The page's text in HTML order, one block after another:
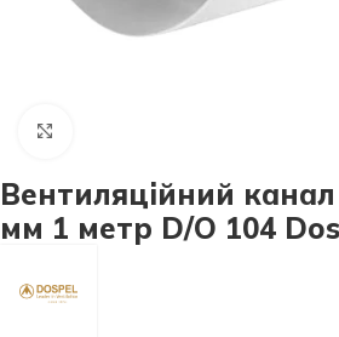
Вентиляційний
мм 1 метр D/O 104